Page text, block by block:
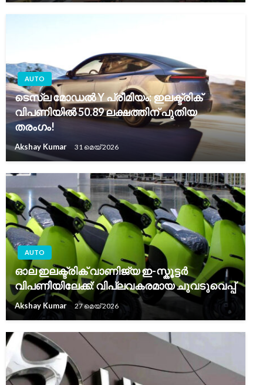
AUTO
ടെസ്ല മോഡൽ Y പ്രീമിയം: ഇലക്ട്രിക്
വിപണിയിൽ 50.89 ലക്ഷത്തിന് പുതിയ
തരംഗം!
Akshay Kumar 31 മെയ്‌ 2026
AUTO
ഓല ഇലക്ട്രിക് വാണിജ്യ ഇ-സ്കൂട്ടർ
വിപണിയിലേക്ക്: വിപ്ലവകരമായ ചുവടുവെപ്പ്
Akshay Kumar 27 മെയ്‌ 2026